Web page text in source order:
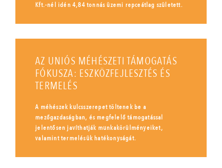
Kft.-nél idén 4,84 tonnás üzemi repceátlag született.
AZ UNIÓS MÉHÉSZETI TÁMOGATÁS
FÓKUSZA: ESZKÖZFEJLESZTÉS ÉS
TERMELÉS
A méhészek kulcsszerepet töltenek be a
mezőgazdaságban, és megfelelő támogatással
jelentősen javíthatják munkakörülményeiket,
valamint termelésük hatékonyságát.